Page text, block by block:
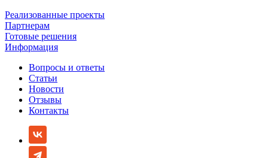
Реализованные проекты
Партнерам
Готовые решения
Информация
Вопросы и ответы
Статьи
Новости
Отзывы
Контакты